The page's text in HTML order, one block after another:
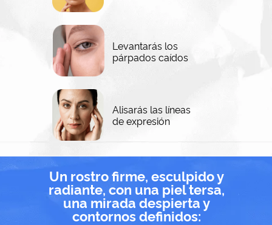
Un rostro firme, esculpido y
radiante, con una piel tersa,
una mirada despierta y
contornos definidos:
Levantarás los
párpados caídos
Alisarás las líneas
de expresión